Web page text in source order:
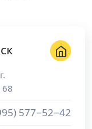
577−52−42